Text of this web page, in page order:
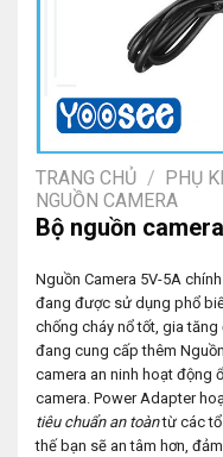
TRANG CHỦ / PHỤ
NGUỒN CAMERA
Bộ nguồn
Nguồn Camera 5V-5A
đang được sử dụng phổ
chống cháy nổ tốt, gia
đang cung cấp thêm
camera an ninh hoạt động
camera. Power Adapter
tiêu chuẩn an toàntừ các tổ
thế bạn sẽ an tâm hơn,